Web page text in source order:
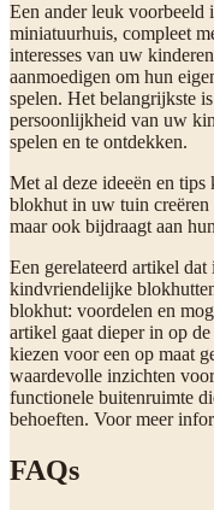
Een ander leuk voorbeeld
miniatuurhuis, compleet
interesses van uw
aanmoedigen om hun
spelen. Het belangrijkste
persoonlijkheid van uw
spelen en te ontdekken.
Met al deze ideeën en
blokhut in uw tuin
maar ook bijdraagt aan
Een gerelateerd artikel
kindvriendelijke
blokhut: voordelen en
artikel gaat dieper in op
kiezen voor een op maat
waardevolle inzichten
functionele buitenruimte
behoeften. Voor meer
FAQs